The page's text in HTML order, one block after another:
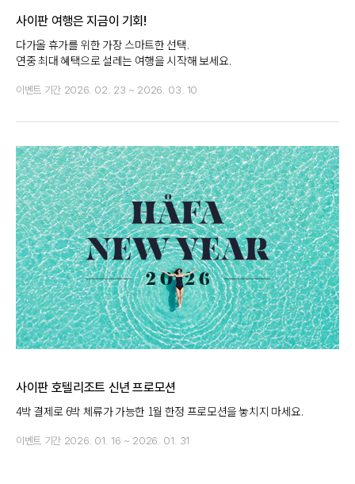
사이판 여행은 지금이 기회!
다가올 휴가를 위한 가장 스마트한 선택.
연중 최대 혜택으로 설레는 여행을 시작해 보세요.
이벤트 기간 2026. 02. 23 ~ 2026. 03. 10
사이판 호텔리조트 신년 프로모션
4박 결제로 6박 체류가 가능한 1월 한정 프로모션을 놓치지 마세요.
이벤트 기간 2026. 01. 16 ~ 2026. 01. 31